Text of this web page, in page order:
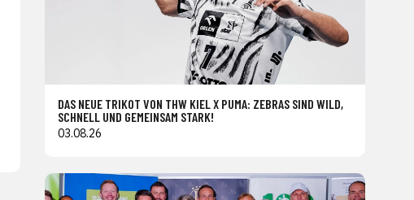
DAS NEUE TRIKOT VON THW KIEL X PUMA: ZEBRAS SIND WILD,
SCHNELL UND GEMEINSAM STARK!
03.08.26